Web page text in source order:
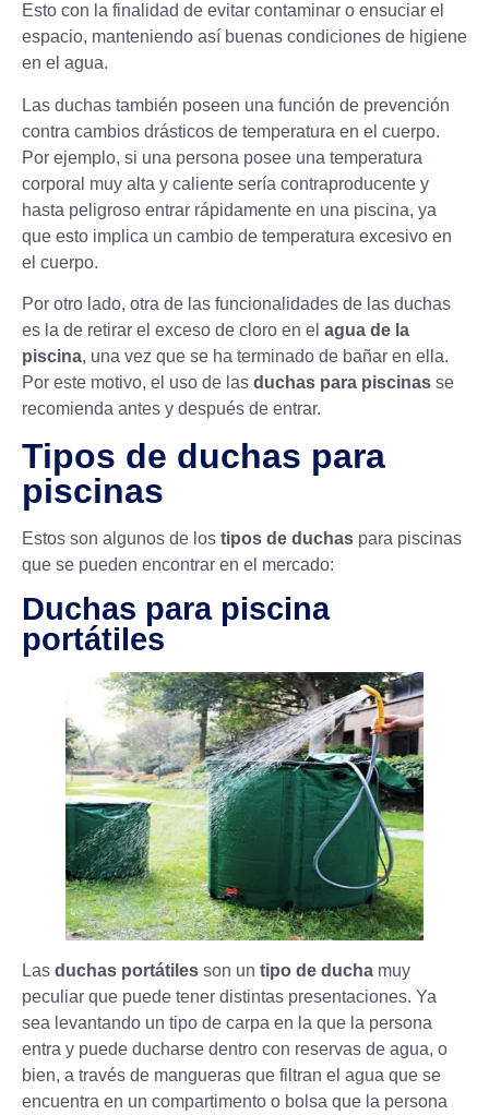
Esto con la finalidad de evitar contaminar o ensuciar el
espacio, manteniendo así buenas condiciones de higiene
en el agua.
Las duchas también poseen una función de prevención
contra cambios drásticos de temperatura en el cuerpo.
Por ejemplo, si una persona posee una temperatura
corporal muy alta y caliente sería contraproducente y
hasta peligroso entrar rápidamente en una piscina, ya
que esto implica un cambio de temperatura excesivo en
el cuerpo.
Por otro lado, otra de las funcionalidades de las duchas
es la de retirar el exceso de cloro en el agua de la
piscina, una vez que se ha terminado de bañar en ella.
Por este motivo, el uso de las duchas para piscinas se
recomienda antes y después de entrar.
Tipos de duchas para
piscinas
Estos son algunos de los tipos de duchas para piscinas
que se pueden encontrar en el mercado:
Duchas para piscina
portátiles
Las duchas portátiles son un tipo de ducha muy
peculiar que puede tener distintas presentaciones. Ya
sea levantando un tipo de carpa en la que la persona
entra y puede ducharse dentro con reservas de agua, o
bien, a través de mangueras que filtran el agua que se
encuentra en un compartimento o bolsa que la persona